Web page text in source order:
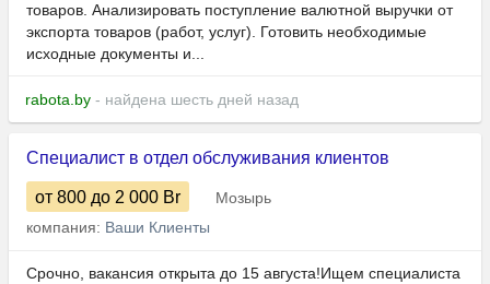
товаров. Анализировать поступление валютной выручки от
экспорта товаров (работ, услуг). Готовить необходимые
исходные документы и...
rabota.by - найдена шесть дней назад
Специалист в отдел обслуживания клиентов
от 800 до 2 000 Br
Мозырь
компания: Ваши Клиенты
Срочно, вакансия открыта до 15 августа!Ищем специалиста